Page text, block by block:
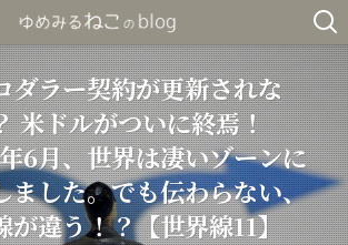
ダラー契約が更新されな
米ドルがついに終焉！
6月、世界は凄いゾーンに
ました。でも伝わらない、
が違う！？【世界線11】